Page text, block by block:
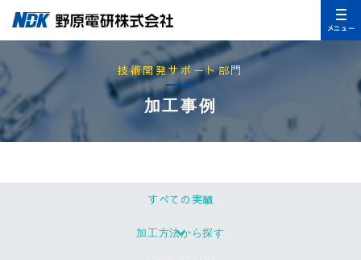
メニュー
技術開発サポート部門
加工事例
すべての実績
加工方法から探す